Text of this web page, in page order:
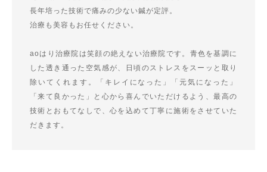
長年培った技術で痛みの少ない鍼が定評。
治療も美容もお任せください。
aoはり治療院は笑顔の絶えない治療院です。青色を基調に
した透き通った空気感が、日頃のストレスをスーッと取り
除いてくれます。「キレイになった」「元気になった」
「来て良かった」と心から喜んでいただけるよう、最高の
技術とおもてなしで、心を込めて丁寧に施術をさせていた
だきます。